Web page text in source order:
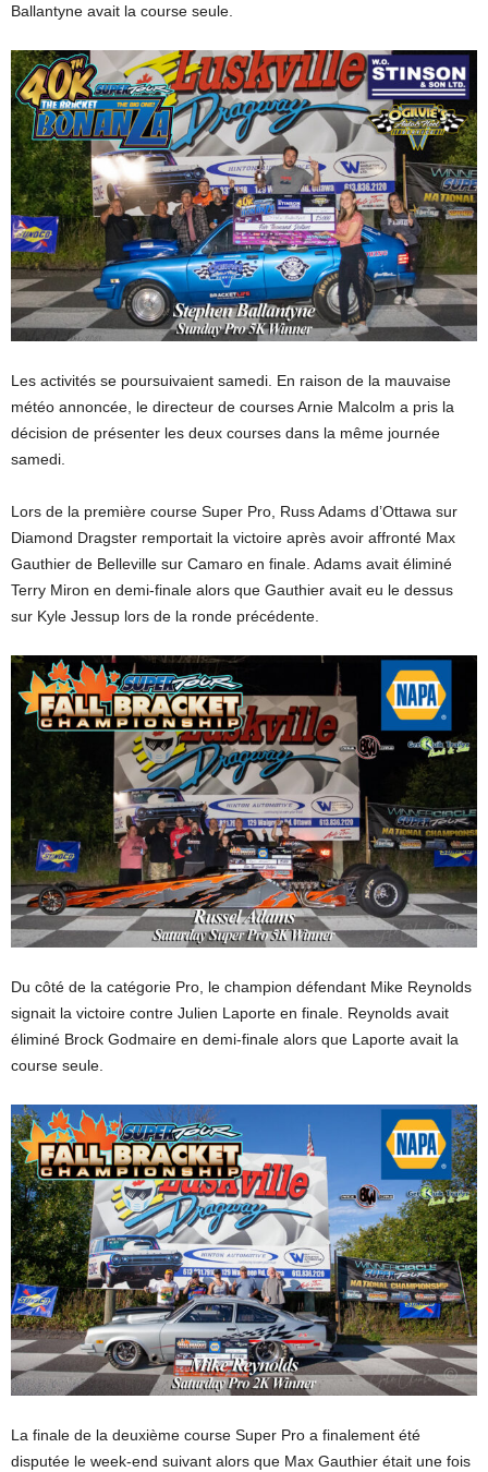
Ballantyne avait la course seule.
Les activités se poursuivaient samedi. En raison de la mauvaise
météo annoncée, le directeur de courses Arnie Malcolm a pris la
décision de présenter les deux courses dans la même journée
samedi.
Lors de la première course Super Pro, Russ Adams d’Ottawa sur
Diamond Dragster remportait la victoire après avoir affronté Max
Gauthier de Belleville sur Camaro en finale. Adams avait éliminé
Terry Miron en demi-finale alors que Gauthier avait eu le dessus
sur Kyle Jessup lors de la ronde précédente.
Du côté de la catégorie Pro, le champion défendant Mike Reynolds
signait la victoire contre Julien Laporte en finale. Reynolds avait
éliminé Brock Godmaire en demi-finale alors que Laporte avait la
course seule.
La finale de la deuxième course Super Pro a finalement été
disputée le week-end suivant alors que Max Gauthier était une fois